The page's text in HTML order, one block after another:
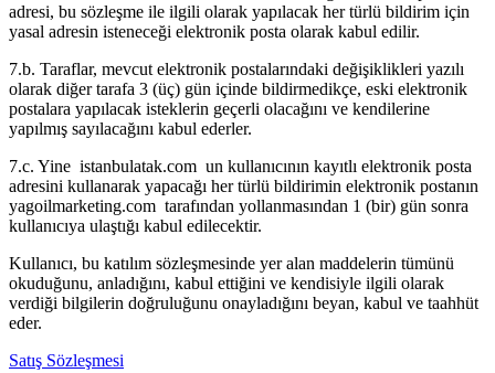
adresi, bu sözleşme ile ilgili olarak yapılacak her türlü bildirim için
yasal adresin isteneceği elektronik posta olarak kabul edilir.
7.b. Taraflar, mevcut elektronik postalarındaki değişiklikleri yazılı
olarak diğer tarafa 3 (üç) gün içinde bildirmedikçe, eski elektronik
postalara yapılacak isteklerin geçerli olacağını ve kendilerine
yapılmış sayılacağını kabul ederler.
7.c. Yine istanbulatak.com un kullanıcının kayıtlı elektronik posta
adresini kullanarak yapacağı her türlü bildirimin elektronik postanın
yagoilmarketing.com tarafından yollanmasından 1 (bir) gün sonra
kullanıcıya ulaştığı kabul edilecektir.
Kullanıcı, bu katılım sözleşmesinde yer alan maddelerin tümünü
okuduğunu, anladığını, kabul ettiğini ve kendisiyle ilgili olarak
verdiği bilgilerin doğruluğunu onayladığını beyan, kabul ve taahhüt
eder.
Satış Sözleşmesi